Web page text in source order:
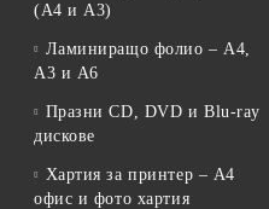
(A4 и A3)
Ламиниращо фолио – A4,
A3 и A6
Празни CD, DVD и Blu-ray
дискове
Хартия за принтер – A4
офис и фото хартия